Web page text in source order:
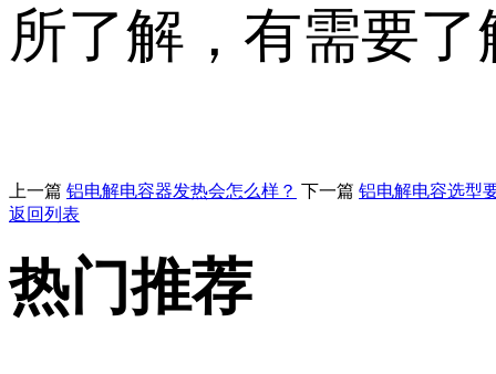
所了解，有需要
上一篇 铝电解电容器发热会怎么样？ 下一篇 铝电解电容选型
返回列表
热门推荐